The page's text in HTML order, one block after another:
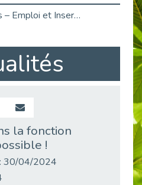
Job Dating de Colombes – Emploi et Insertion
Aborder l'entretien et la situation de handicap en toute confiance
Retour sur l’atelier « Optimiser sa recherche d’emploi »
la fonction
!
30/04/2024